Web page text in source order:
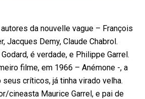
da nouvelle vague – François
Jacques Demy, Claude Chabrol.
é verdade, e Philippe Garrel.
filme, em 1966 – Anémone -, a
seus críticos, já tinha virado velha.
cineasta Maurice Garrel, e pai de